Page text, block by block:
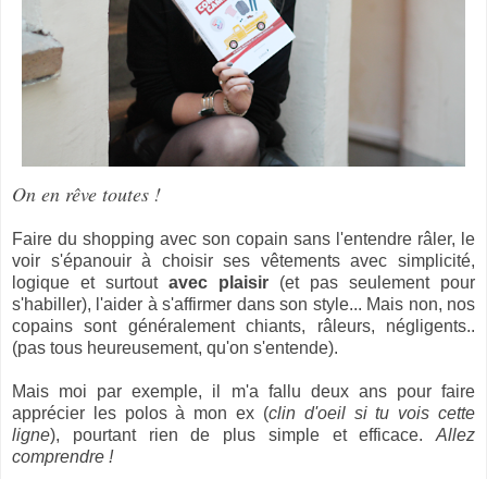
On en rêve toutes !
Faire du shopping avec son copain sans l'entendre râler, le
voir s'épanouir à choisir ses vêtements avec simplicité,
logique et surtout avec plaisir (et pas seulement pour
s'habiller), l'aider à s'affirmer dans son style... Mais non, nos
copains sont généralement chiants, râleurs, négligents..
(pas tous heureusement, qu'on s'entende).
Mais moi par exemple, il m'a fallu deux ans pour faire
apprécier les polos à mon ex (clin d'oeil si tu vois cette
ligne), pourtant rien de plus simple et efficace. Allez
comprendre !